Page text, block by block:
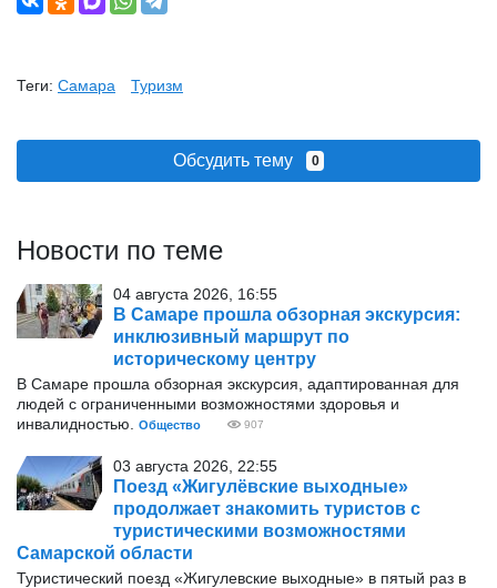
Теги: Самара Туризм
Обсудить тему 0
Новости по теме
04 августа 2026, 16:55
В Самаре прошла обзорная экскурсия:
инклюзивный маршрут по
историческому центру
В Самаре прошла обзорная экскурсия, адаптированная для
людей с ограниченными возможностями здоровья и
инвалидностью.
Общество 907
03 августа 2026, 22:55
Поезд «Жигулёвские выходные»
продолжает знакомить туристов с
туристическими возможностями
Самарской области
Туристический поезд «Жигулевские выходные» в пятый раз в